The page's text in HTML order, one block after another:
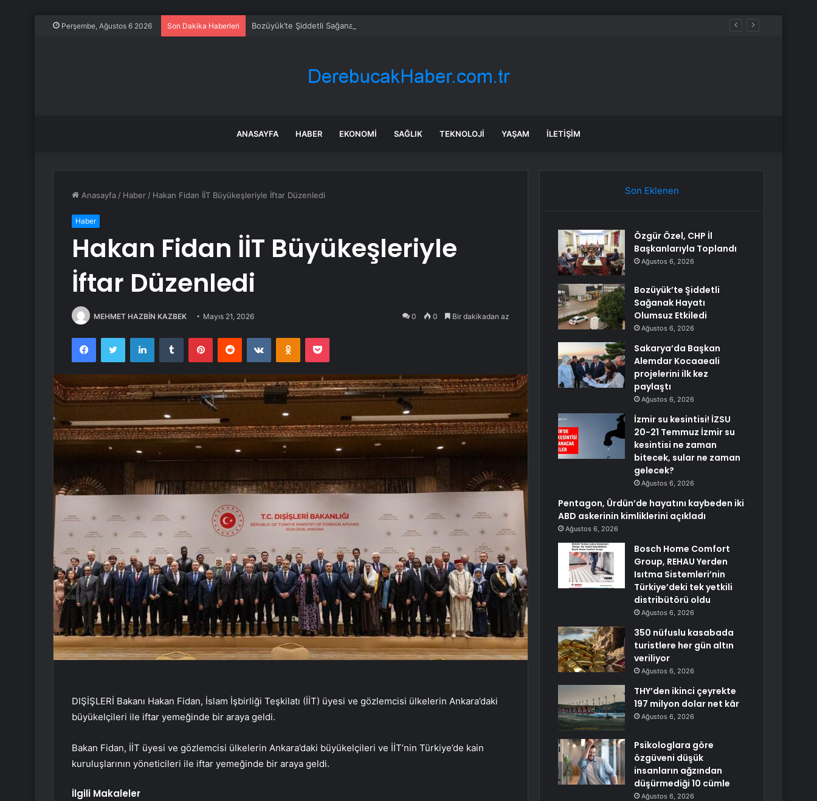
Perşembe, Ağustos 6 2026 Son Dakika Haberleri Bozüyük’te Şiddetli Sağanak Hayatı Olumsuz Etkiledi
ANASAYFA HABER EKONOMI SAĞLIK TEKNOLOJI YAŞAM İLETIŞIM
Anasayfa / Haber / Hakan Fidan İİT Büyükeşleriyle İftar Düzenledi
Haber
Hakan Fidan İİT Büyükeşleriyle
İftar Düzenledi
MEHMET HAZBİN KAZBEK Mayıs 21, 2026 0 0 Bir dakikadan az
FacebookTwitter LinkedInTumblr PinterestReddit VKontakteOdnoklassniki
Pocket
DIŞİŞLERİ Bakanı Hakan Fidan, İslam İşbirliği Teşkilatı (İİT) üyesi ve gözlemcisi ülkelerin Ankara’daki
büyükelçileri ile iftar yemeğinde bir araya geldi.
Bakan Fidan, İİT üyesi ve gözlemcisi ülkelerin Ankara’daki büyükelçileri ve İİT’nin Türkiye’de kain
kuruluşlarının yöneticileri ile iftar yemeğinde bir araya geldi.
İlgili Makaleler
Son Eklenen
Özgür Özel, CHP İl
Başkanlarıyla Toplandı
Ağustos 6, 2026
Bozüyük’te Şiddetli
Sağanak Hayatı
Olumsuz Etkiledi
Ağustos 6, 2026
Sakarya’da Başkan
Alemdar Kocaaeali
projelerini ilk kez
paylaştı
Ağustos 6, 2026
İzmir su kesintisi! İZSU
20-21 Temmuz İzmir su
kesintisi ne zaman
bitecek, sular ne zaman
gelecek?
Ağustos 6, 2026
Pentagon, Ürdün’de hayatını kaybeden iki
ABD askerinin kimliklerini açıkladı
Ağustos 6, 2026
Bosch Home Comfort
Group, REHAU Yerden
Isıtma Sistemleri’nin
Türkiye’deki tek yetkili
distribütörü oldu
Ağustos 6, 2026
350 nüfuslu kasabada
turistlere her gün altın
veriliyor
Ağustos 6, 2026
THY’den ikinci çeyrekte
197 milyon dolar net kâr
Ağustos 6, 2026
Psikologlara göre
özgüveni düşük
insanların ağzından
düşürmediği 10 cümle
Ağustos 6, 2026